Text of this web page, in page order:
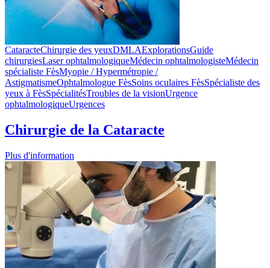
CataracteChirurgie des yeuxDMLAExplorationsGuide
chirurgiesLaser ophtalmologiqueMédecin ophtalmologisteMédecin
spécialiste FèsMyopie / Hypermétropie /
AstigmatismeOphtalmologue FèsSoins oculaires FèsSpécialiste des
yeux à FèsSpécialitésTroubles de la visionUrgence
ophtalmologiqueUrgences
Chirurgie de la Cataracte
Plus d'information